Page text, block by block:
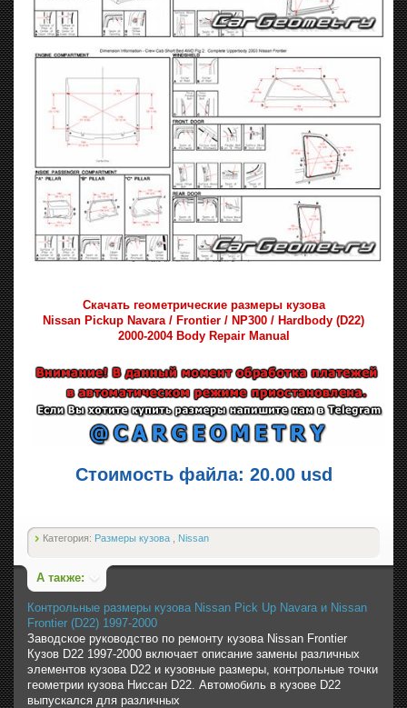
Скачать геометрические размеры кузова
Nissan Pickup Navara / Frontier / NP300 / Hardbody (D22)
2000-2004 Body Repair Manual
Стоимость файла: 20.00 usd
Категория: Размеры кузова Nissan
А также:
Контрольные размеры кузова Nissan Pick Up Navara и Nissan
Frontier (D22) 1997-2000
Заводское руководство по ремонту кузова Nissan Frontier
Кузов D22 1997-2000 включает описание замены различных
элементов кузова D22 и кузовные размеры, контрольные точки
геометрии кузова Ниссан D22. Автомобиль в кузове D22
выпускался для различных